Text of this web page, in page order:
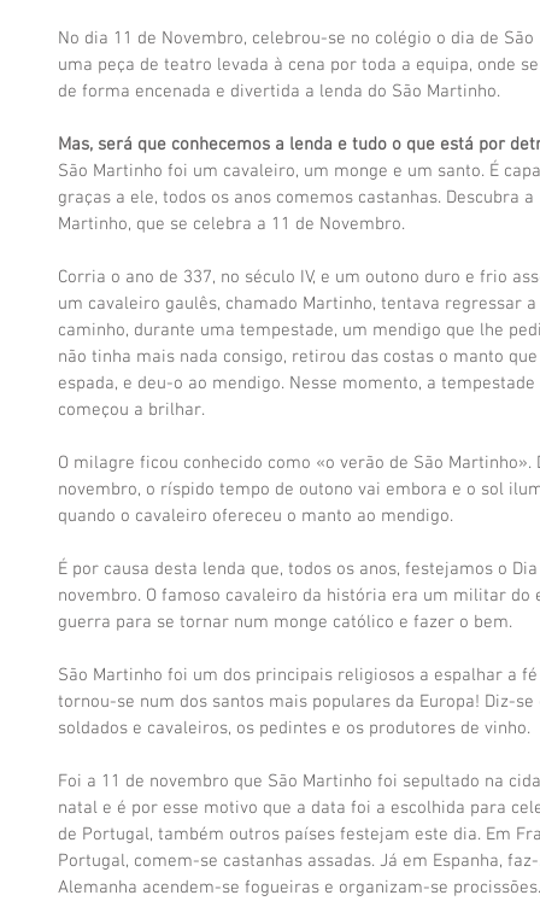
No dia 11 de Novembro, celebrou-se no colégio o dia de
uma peça de teatro levada à cena por toda a equipa, onde
de forma encenada e divertida a lenda do São Martinho.
Mas, será que conhecemos a lenda e tudo o que está por
São Martinho foi um cavaleiro, um monge e um santo. É
graças a ele, todos os anos comemos castanhas. Descubra
Martinho, que se celebra a 11 de Novembro.
Corria o ano de 337, no século IV, e um outono duro e frio
um cavaleiro gaulês, chamado Martinho, tentava regressar
caminho, durante uma tempestade, um mendigo que lhe
não tinha mais nada consigo, retirou das costas o manto
espada, e deu-o ao mendigo. Nesse momento, a
começou a brilhar.
O milagre ficou conhecido como «o verão de São
novembro, o ríspido tempo de outono vai embora e o sol
quando o cavaleiro ofereceu o manto ao mendigo.
É por causa desta lenda que, todos os anos, festejamos o
novembro. O famoso cavaleiro da história era um militar
guerra para se tornar num monge católico e fazer o bem.
São Martinho foi um dos principais religiosos a espalhar a
tornou-se num dos santos mais populares da Europa! Diz-
soldados e cavaleiros, os pedintes e os produtores de vinho.
Foi a 11 de novembro que São Martinho foi sepultado na
natal e é por esse motivo que a data foi a escolhida para
de Portugal, também outros países festejam este dia. Em
Portugal, comem-se castanhas assadas. Já em Espanha,
Alemanha acendem-se fogueiras e organizam-se procissões.